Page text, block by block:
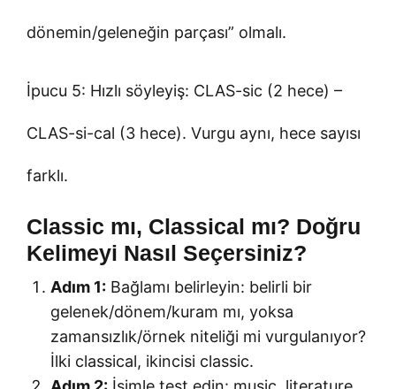
dönemin/geleneğin parçası” olmalı.
İpucu 5: Hızlı söyleyiş: CLAS-sic (2 hece) –
CLAS-si-cal (3 hece). Vurgu aynı, hece sayısı
farklı.
Classic mı, Classical mı? Doğru
Kelimeyi Nasıl Seçersiniz?
Adım 1: Bağlamı belirleyin: belirli bir
gelenek/dönem/kuram mı, yoksa
zamansızlık/örnek niteliği mi vurgulanıyor?
İlki classical, ikincisi classic.